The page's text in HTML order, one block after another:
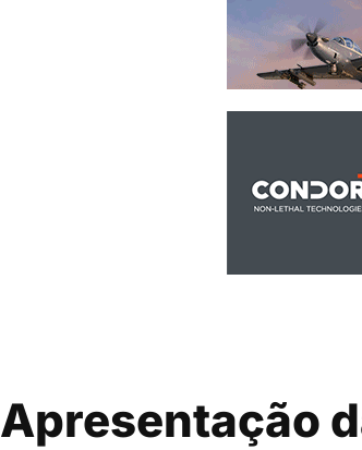
Apresentação